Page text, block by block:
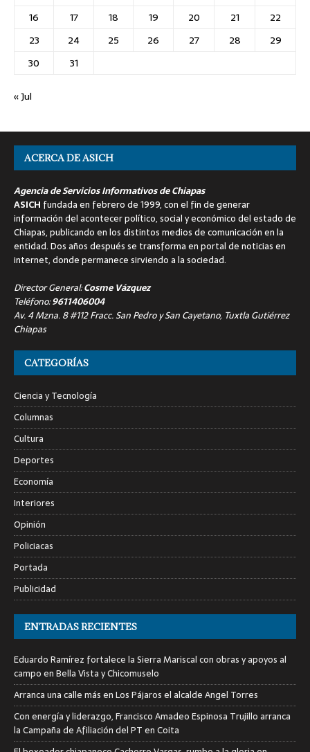
16
17 18 19 20 21
22
23
24 25 26 27 28
29
30
31
« Jul
ACERCA DE ASICH
Agencia de Servicios Informativos de Chiapas
ASICH fundada en febrero de 1999, con el fin de generar
información del acontecer político, social y económico del estado de
Chiapas, publicando en los distintos medios de comunicación en la
entidad. Dos años después se transforma en portal de noticias en
internet, donde permanece sirviendo a la sociedad.
Director General:Cosme Vázquez
Teléfono:9611406004
Av. 4 Mzna. 8 #112 Fracc. San Pedro y San Cayetano, Tuxtla Gutiérrez
Chiapas
CATEGORÍAS
Ciencia y Tecnología
Columnas
Cultura
Deportes
Economía
Interiores
Opinión
Policiacas
Portada
Publicidad
ENTRADAS RECIENTES
Eduardo Ramírez fortalece la Sierra Mariscal con obras y apoyos al
campo en Bella Vista y Chicomuselo
Arranca una calle más en Los Pájaros el alcalde Angel Torres
Con energía y liderazgo, Francisco Amadeo Espinosa Trujillo arranca
la Campaña de Afiliación del PT en Coita